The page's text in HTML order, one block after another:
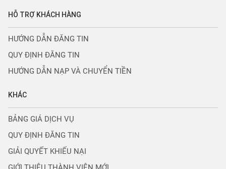
HỖ TRỢ KHÁCH HÀNG
HƯỚNG DẪN ĐĂNG TIN
QUY ĐỊNH ĐĂNG TIN
HƯỚNG DẪN NẠP VÀ CHUYỂN TIỀN
KHÁC
BẢNG GIÁ DỊCH VỤ
QUY ĐỊNH ĐĂNG TIN
GIẢI QUYẾT KHIẾU NẠI